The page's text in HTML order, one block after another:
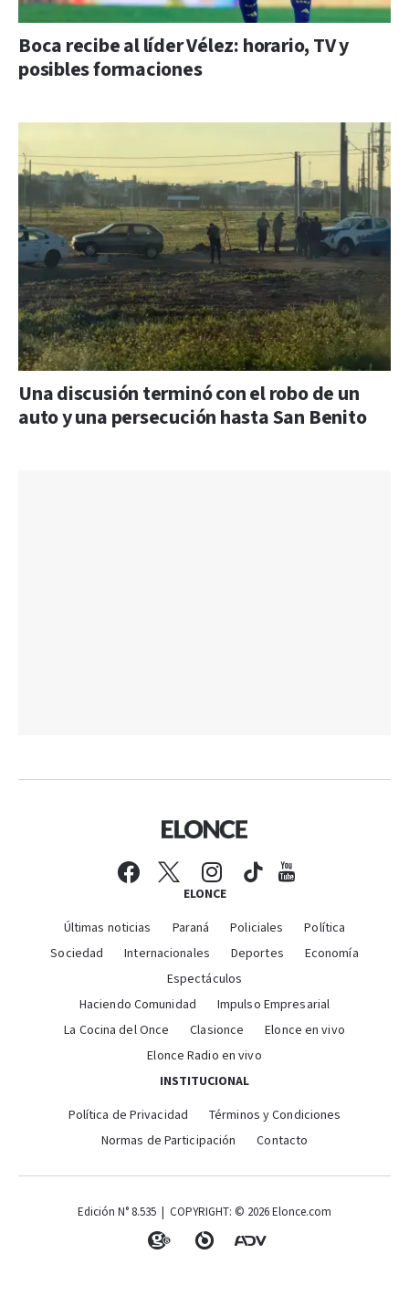
Boca recibe al líder Vélez: horario, TV y
posibles formaciones
Una discusión terminó con el robo de un
auto y una persecución hasta San Benito
ELONCE
Últimas noticias Paraná Policiales
Política
Sociedad
Internacionales Deportes
Economía
Espectáculos
Haciendo Comunidad
Impulso Empresarial
La Cocina del Once
Clasionce
Elonce en vivo
Elonce Radio en vivo
INSTITUCIONAL
Política de Privacidad
Términos y Condiciones
Normas de Participación
Contacto
Edición N° 8.535 | COPYRIGHT: © 2026 Elonce.com